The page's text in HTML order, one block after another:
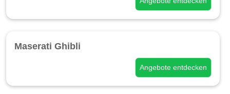
Maserati Ghibli
Angebote entdecken